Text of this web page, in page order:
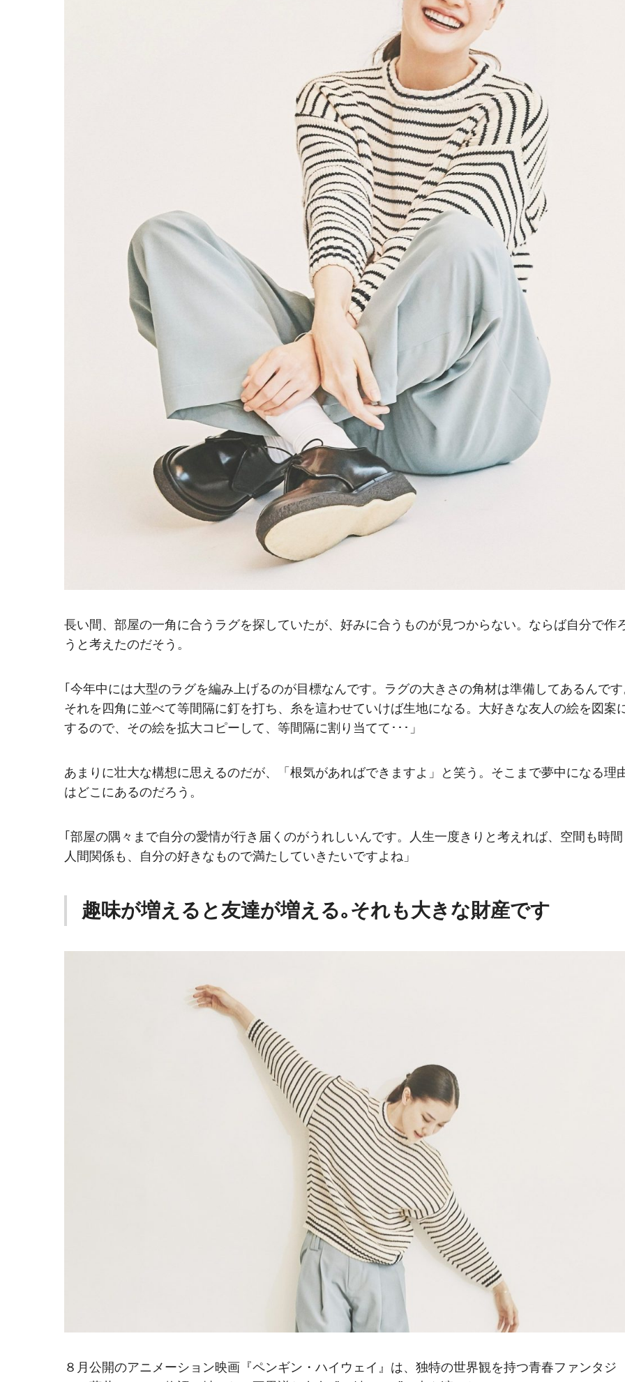
長い間、部屋の一角に合うラグを探していたが、好みに合うものが見つからない。ならば自分で作
うと考えたのだそう。
｢今年中には大型のラグを編み上げるのが目標なんです。ラグの大きさの角材は準備してあるんで
それを四角に並べて等間隔に釘を打ち、糸を這わせていけば生地になる。大好きな友人の絵を図案
するので、その絵を拡大コピーして、等間隔に割り当てて･･･」
あまりに壮大な構想に思えるのだが、「根気があればできますよ」と笑う。そこまで夢中になる理
はどこにあるのだろう。
｢部屋の隅々まで自分の愛情が行き届くのがうれしいんです。人生一度きりと考えれば、空間も時
人間関係も、自分の好きなもので満たしていきたいですよね」
趣味が増えると友達が増える｡それも大きな財産です
８月公開のアニメーション映画『ペンギン・ハイウェイ』は、独特の世界観を持つ青春ファンタジ